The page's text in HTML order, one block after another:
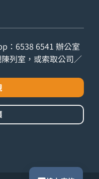
： 6538 6541 辦公室
列室，或索取公司／